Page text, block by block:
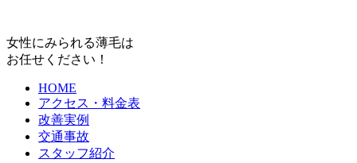
女性にみられる薄毛は
お任せください！
HOME
アクセス・料金表
改善実例
交通事故
スタッフ紹介